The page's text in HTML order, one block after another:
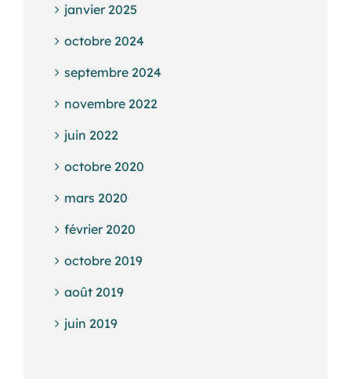
janvier 2025
octobre 2024
septembre 2024
novembre 2022
juin 2022
octobre 2020
mars 2020
février 2020
octobre 2019
août 2019
juin 2019